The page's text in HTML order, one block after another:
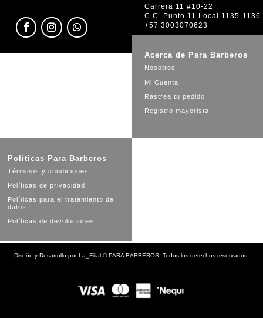
Carrera 11 #10-22
C.C. Punto 11 Local 1135-1136
+57 3003070623
Acerca de Para Barberos
Nosotros
Mi Cuenta
Rastrea tu pedido
Registro mayorista
Políticas Para Barberos
Términos y condiciones
Políticas de privacidad
Políticas para el tratamiento de
datos
Políticas de devoluciones
Diseño y Desarrollo porLa_Filial ©PARA BARBEROS. Todos los derechos reservados.